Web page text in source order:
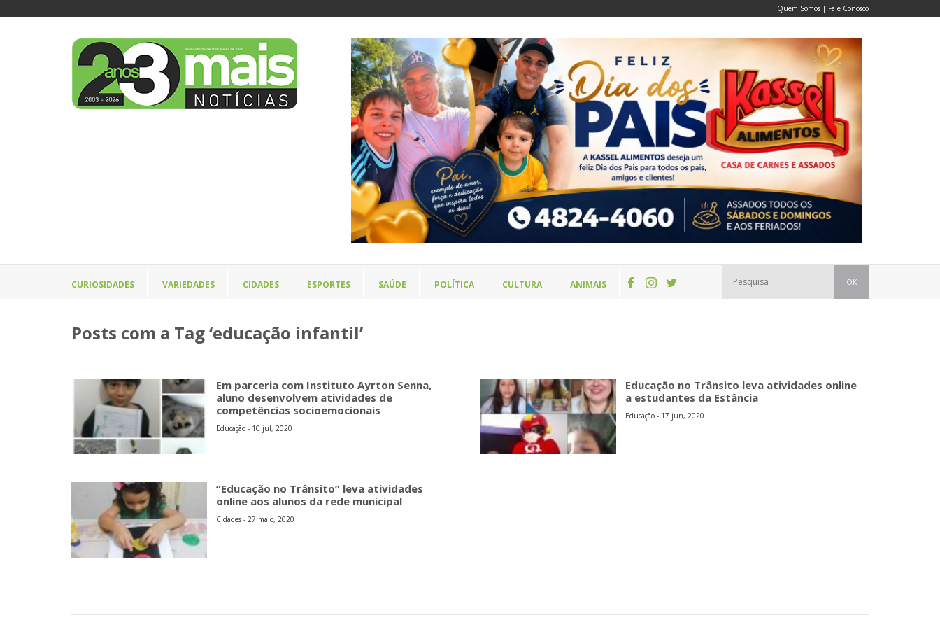
Quem Somos | Fale Conosco
CURIOSIDADES VARIEDADES CIDADES ESPORTES SAÚDE POLÍTICA CULTURA ANIMAIS OK
Posts com a Tag ‘educação infantil’
Em parceria com Instituto Ayrton Senna,
aluno desenvolvem atividades de
competências socioemocionais
Educação - 10 jul, 2020
Educação no Trânsito leva atividades online
a estudantes da Estância
Educação - 17 jun, 2020
“Educação no Trânsito” leva atividades
online aos alunos da rede municipal
Cidades - 27 maio, 2020